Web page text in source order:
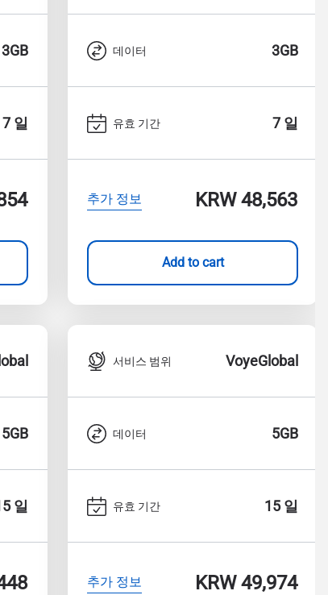
3GB
7 일
데이터 3GB
유효 기간 7 일
추가 정보 KRW 48,563
Add to cart
5GB
일
서비스 범위 VoyeGlobal
데이터 5GB
유효 기간 15 일
추가 정보 KRW 49,974